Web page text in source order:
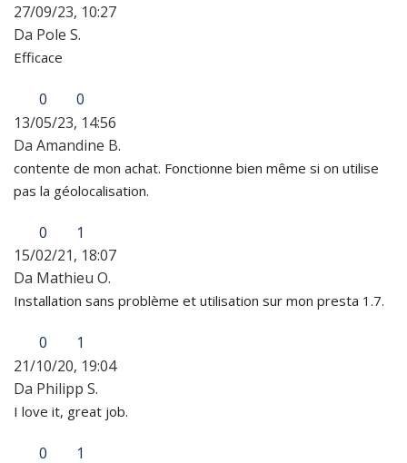
27/09/23, 10:27
Da Pole S.
Efficace
0
0
13/05/23, 14:56
Da Amandine B.
contente de mon achat. Fonctionne bien même si on utilise
pas la géolocalisation.
0
1
15/02/21, 18:07
Da Mathieu O.
Installation sans problème et utilisation sur mon presta 1.7.
0
1
21/10/20, 19:04
Da Philipp S.
I love it, great job.
0
1